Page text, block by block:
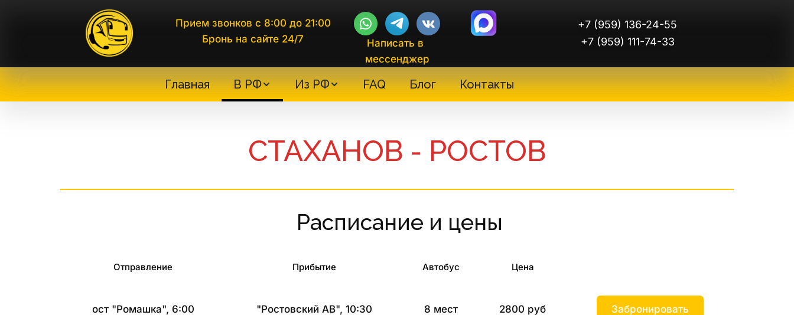
Прием звонков с 8:00 до 21:00
Бронь на сайте 24/7
Написать в
мессенджер
+7 (959) 136-24-55
+7 (959) 111-74-33
Главная В РФ Из РФ FAQ Блог Контакты
СТАХАНОВ - РОСТОВ
Расписание и цены
Отправление Прибытие Автобус Цена
ост "Ромашка", 6:00 "Ростовский АВ", 10:30 8 мест 2800 руб Забронировать